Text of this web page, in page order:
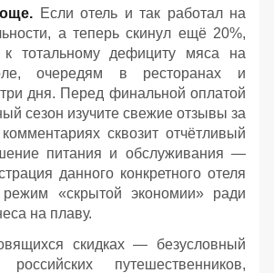
Если отель и так работал на
а теперь скинул ещё 20%,
к тотальному дефициту мяса на
очередям в ресторанах и
три дня. Перед финальной оплатой
сезон изучите свежие отзывы за
сквозит отчётливый
питания и обслуживания —
данного конкретного отеля
«скрытой экономии» ради
на плаву.
скидках — безусловный
путешественников,